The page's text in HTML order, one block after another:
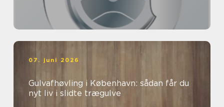
07. juni 2026
Gulvafhøvling i København: sådan får du
nyt liv i slidte trægulve